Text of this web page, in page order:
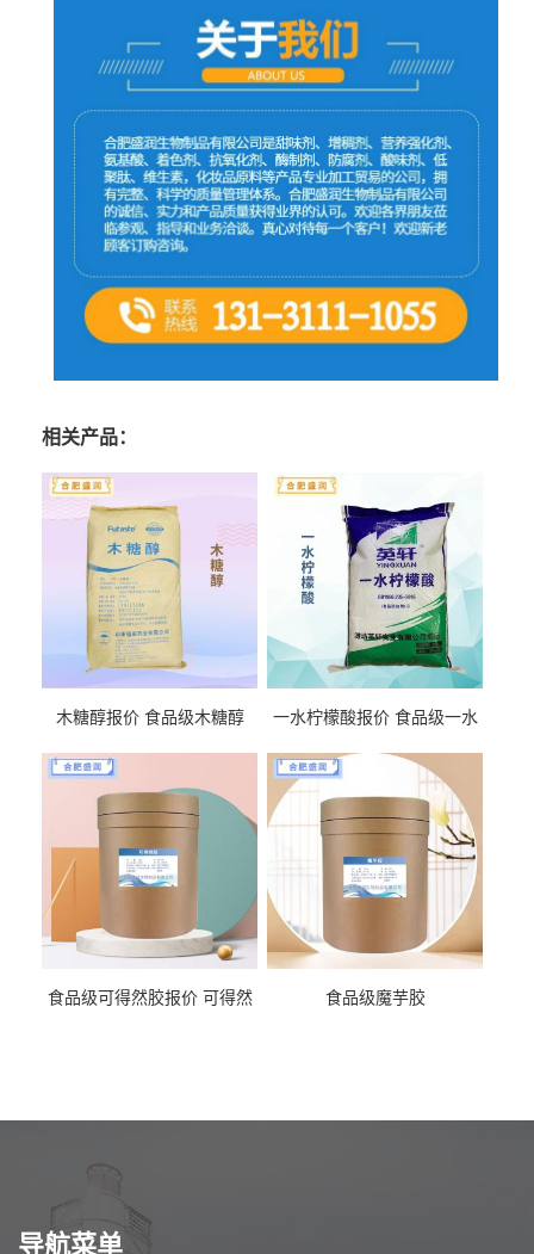
相关产品：
木糖醇报价 食品级木糖醇
一水柠檬酸报价 食品级一水
食品级可得然胶报价 可得然
食品级魔芋胶
导航菜单